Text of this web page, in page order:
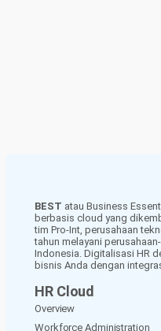
BEST atau Business
berbasis cloud yang
tim Pro-Int, perusahaan
tahun melayani
Indonesia. Digitalisasi HR
bisnis Anda dengan
HR Cloud
Overview
Workforce Administration